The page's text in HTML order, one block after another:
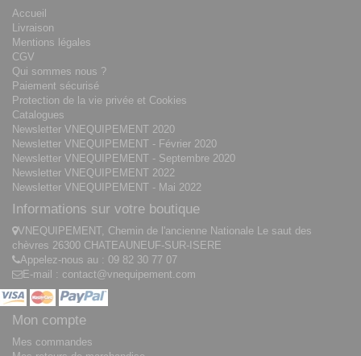
Accueil
Livraison
Mentions légales
CGV
Qui sommes nous ?
Paiement sécurisé
Protection de la vie privée et Cookies
Catalogues
Newsletter VNEQUIPEMENT 2020
Newsletter VNEQUIPEMENT - Février 2020
Newsletter VNEQUIPEMENT - Septembre 2020
Newsletter VNEQUIPEMENT 2022
Newsletter VNEQUIPEMENT - Mai 2022
Informations sur votre boutique
VNEQUIPEMENT, Chemin de l'ancienne Nationale Le saut des
chèvres 26300 CHATEAUNEUF-SUR-ISERE
Appelez-nous au : 09 82 30 77 07
E-mail : contact@vnequipement.com
Mon compte
Mes commandes